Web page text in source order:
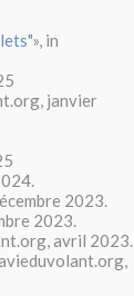
», in
janvier
2023.
2023.
avril 2023.